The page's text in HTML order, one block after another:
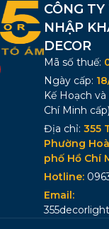
CÔNG
NHẬP
DECOR
Mã số thuế:
Ngày cấp:
Kế Hoạch
Chí Minh cấp)
Địa chỉ: 355
Phường
phố Hồ Chí
Hotline:
Email: